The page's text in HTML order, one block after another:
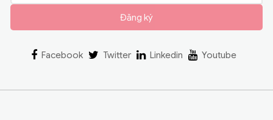
Đăng ký
Facebook Twitter Linkedin Youtube